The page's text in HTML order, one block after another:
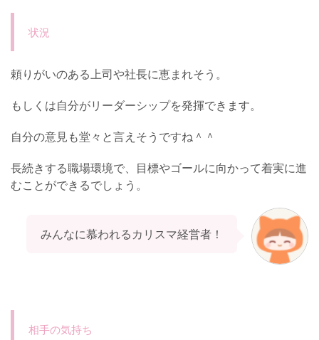
状況
頼りがいのある上司や社長に恵まれそう。
もしくは自分がリーダーシップを発揮できます。
自分の意見も堂々と言えそうですね＾＾
長続きする職場環境で、目標やゴールに向かって着実に進
むことができるでしょう。
みんなに慕われるカリスマ経営者！
相手の気持ち